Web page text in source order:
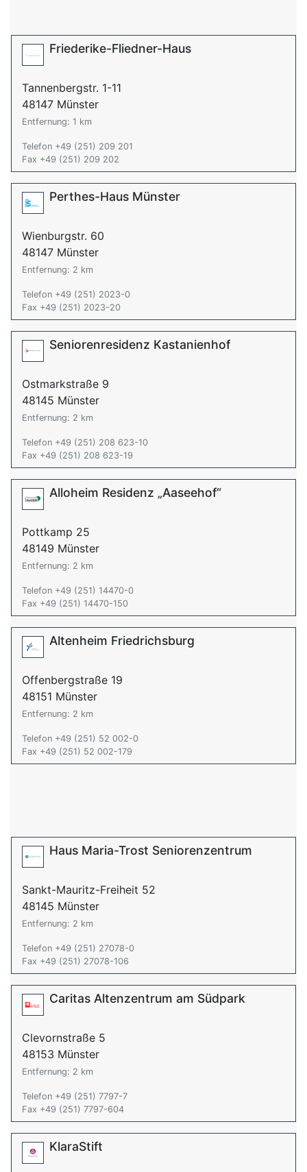
Friederike-Fliedner-Haus
Tannenbergstr. 1-11
48147 Münster
Entfernung: 1 km
Telefon +49 (251) 209 201
Fax +49 (251) 209 202
Perthes-Haus Münster
Wienburgstr. 60
48147 Münster
Entfernung: 2 km
Telefon +49 (251) 2023-0
Fax +49 (251) 2023-20
Seniorenresidenz Kastanienhof
Ostmarkstraße 9
48145 Münster
Entfernung: 2 km
Telefon +49 (251) 208 623-10
Fax +49 (251) 208 623-19
Alloheim Residenz „Aaseehof“
Pottkamp 25
48149 Münster
Entfernung: 2 km
Telefon +49 (251) 14470-0
Fax +49 (251) 14470-150
Altenheim Friedrichsburg
Offenbergstraße 19
48151 Münster
Entfernung: 2 km
Telefon +49 (251) 52 002-0
Fax +49 (251) 52 002-179
Haus Maria-Trost Seniorenzentrum
Sankt-Mauritz-Freiheit 52
48145 Münster
Entfernung: 2 km
Telefon +49 (251) 27078-0
Fax +49 (251) 27078-106
Caritas Altenzentrum am Südpark
Clevornstraße 5
48153 Münster
Entfernung: 2 km
Telefon +49 (251) 7797-7
Fax +49 (251) 7797-604
KlaraStift